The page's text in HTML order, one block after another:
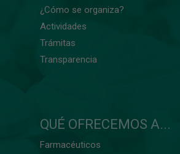
¿Cómo se organiza?
Actividades
Trámitas
Transparencia
QUÉ OFRECEMOS A...
Farmacéuticos